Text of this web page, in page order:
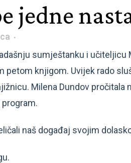
jedne
sumještanku i učiteljicu
petom knjigom. Uvijek rado
Milena Dundov pročitala
naš događaj svojim